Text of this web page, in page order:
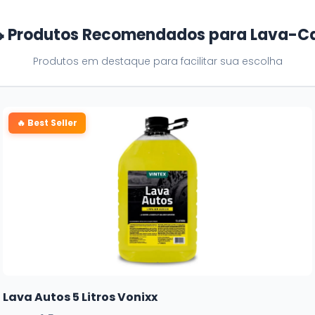
Produtos Recomendados para Lava-
Produtos em destaque para facilitar sua escolha
🔥 Best Seller
Lava Autos 5 Litros Vonixx